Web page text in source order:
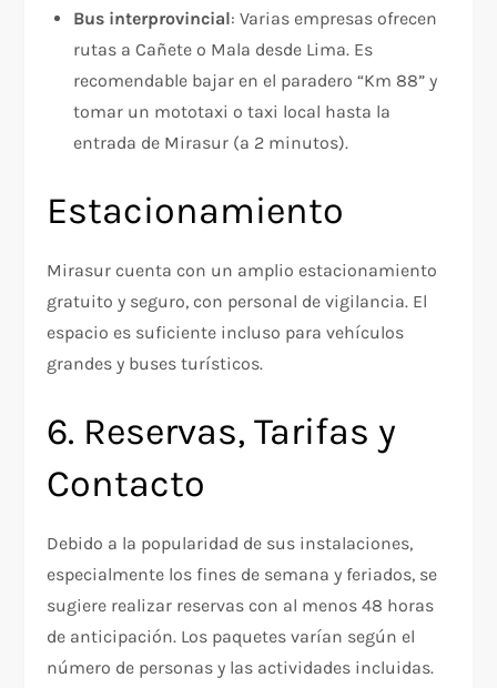
Bus interprovincial: Varias empresas ofrecen
rutas a Cañete o Mala desde Lima. Es
recomendable bajar en el paradero “Km 88” y
tomar un mototaxi o taxi local hasta la
entrada de Mirasur (a 2 minutos).
Estacionamiento
Mirasur cuenta con un amplio estacionamiento
gratuito y seguro, con personal de vigilancia. El
espacio es suficiente incluso para vehículos
grandes y buses turísticos.
6. Reservas, Tarifas y
Contacto
Debido a la popularidad de sus instalaciones,
especialmente los fines de semana y feriados, se
sugiere realizar reservas con al menos 48 horas
de anticipación. Los paquetes varían según el
número de personas y las actividades incluidas.